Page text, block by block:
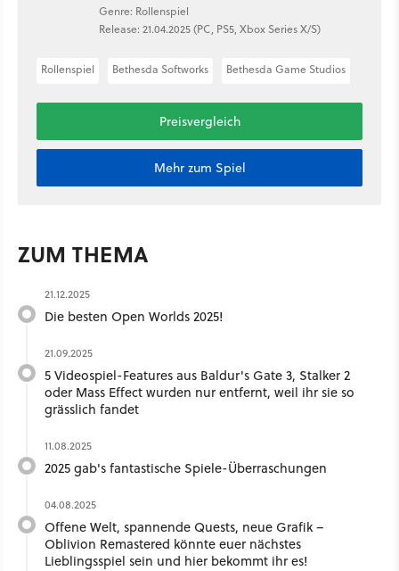
Genre: Rollenspiel
Release: 21.04.2025 (PC, PS5, Xbox Series X/S)
Rollenspiel Bethesda Softworks Bethesda Game Studios
Preisvergleich
Mehr zum Spiel
ZUM THEMA
21.12.2025
Die besten Open Worlds 2025!
21.09.2025
5 Videospiel-Features aus Baldur's Gate 3, Stalker 2
oder Mass Effect wurden nur entfernt, weil ihr sie so
grässlich fandet
11.08.2025
2025 gab's fantastische Spiele-Überraschungen
04.08.2025
Offene Welt, spannende Quests, neue Grafik –
Oblivion Remastered könnte euer nächstes
Lieblingsspiel sein und hier bekommt ihr es!